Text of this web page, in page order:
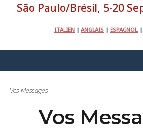
São Paulo/Brésil, 5-20
ITALIEN | ANGLAIS | ESPAGNOL |
Vos Messages
Vos